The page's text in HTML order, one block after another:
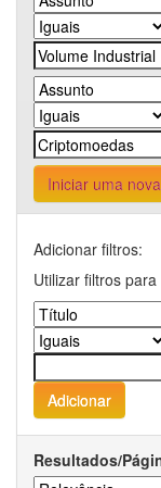
Iniciar uma
Adicionar filtros:
Utilizar filtros
Resultados/